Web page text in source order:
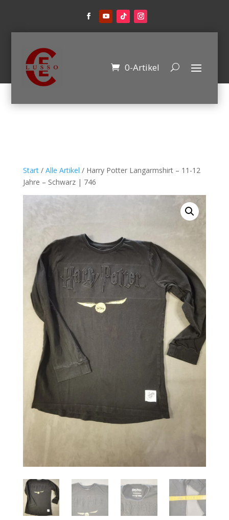
0-Artikel
Start/ Alle Artikel / Harry Potter Langarmshirt – 11-12
Jahre – Schwarz | 746